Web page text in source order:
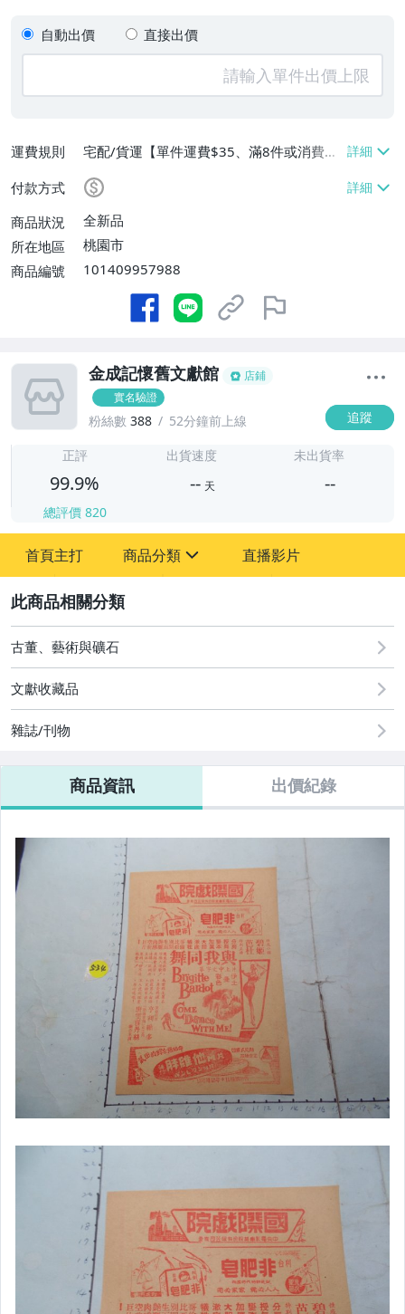
自動出價 直接出價
運費規則
宅配/貨運【單件運費$35、滿8件或消費滿
$3500免運費】、郵局掛號【單件運費$3
5、滿8件或消費滿$3000免運費】
付款方式
商品狀況
全新品
所在地區
桃園市
商品編號
101409957988
金成記懷舊文獻館
店鋪
實名驗證
粉絲數 388 52分鐘前上線 追蹤
正評
99.9%
總評價 820
出貨速度
-- 天
未出貨率
--
首頁主打 商品分類
其它
直播影片
古董、藝術與礦石
文獻收藏品
雜誌/刊物
商品資訊 出價紀錄